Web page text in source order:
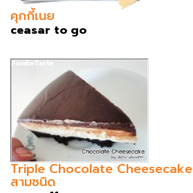
คุกกี้เนย
ceasar to go
Triple Chocolate
สามชนิด